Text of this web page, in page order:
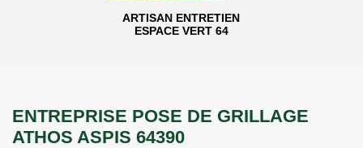
ARTISAN ENTRETIEN
ESPACE VERT 64
ENTREPRISE POSE DE GRILLAGE
ATHOS ASPIS 64390